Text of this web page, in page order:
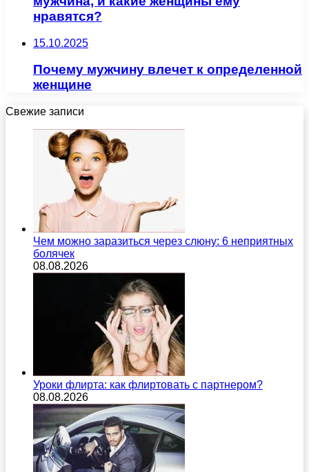
нравятся?
15.10.2025
Почему мужчину влечет к определенной
женщине
Свежие записи
Чем можно заразиться через слюну: 6 неприятных
болячек
08.08.2026
Уроки флирта: как флиртовать с партнером?
08.08.2026